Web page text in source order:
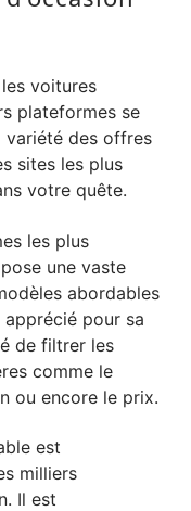
voitures
plateformes se
variété des offres
sites les plus
votre quête.
les plus
une vaste
abordables
pour sa
de filtrer les
comme le
ou encore le prix.
est
milliers
Il est